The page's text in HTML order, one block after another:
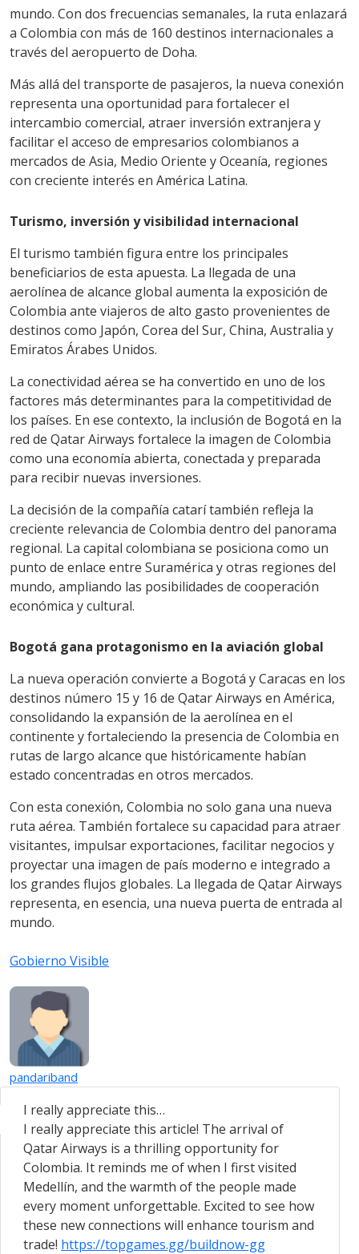
mundo. Con dos frecuencias semanales, la ruta enlazará
a Colombia con más de 160 destinos internacionales a
través del aeropuerto de Doha.
Más allá del transporte de pasajeros, la nueva conexión
representa una oportunidad para fortalecer el
intercambio comercial, atraer inversión extranjera y
facilitar el acceso de empresarios colombianos a
mercados de Asia, Medio Oriente y Oceanía, regiones
con creciente interés en América Latina.
Turismo, inversión y visibilidad internacional
El turismo también figura entre los principales
beneficiarios de esta apuesta. La llegada de una
aerolínea de alcance global aumenta la exposición de
Colombia ante viajeros de alto gasto provenientes de
destinos como Japón, Corea del Sur, China, Australia y
Emiratos Árabes Unidos.
La conectividad aérea se ha convertido en uno de los
factores más determinantes para la competitividad de
los países. En ese contexto, la inclusión de Bogotá en la
red de Qatar Airways fortalece la imagen de Colombia
como una economía abierta, conectada y preparada
para recibir nuevas inversiones.
La decisión de la compañía catarí también refleja la
creciente relevancia de Colombia dentro del panorama
regional. La capital colombiana se posiciona como un
punto de enlace entre Suramérica y otras regiones del
mundo, ampliando las posibilidades de cooperación
económica y cultural.
Bogotá gana protagonismo en la aviación global
La nueva operación convierte a Bogotá y Caracas en los
destinos número 15 y 16 de Qatar Airways en América,
consolidando la expansión de la aerolínea en el
continente y fortaleciendo la presencia de Colombia en
rutas de largo alcance que históricamente habían
estado concentradas en otros mercados.
Con esta conexión, Colombia no solo gana una nueva
ruta aérea. También fortalece su capacidad para atraer
visitantes, impulsar exportaciones, facilitar negocios y
proyectar una imagen de país moderno e integrado a
los grandes flujos globales. La llegada de Qatar Airways
representa, en esencia, una nueva puerta de entrada al
mundo.
Gobierno Visible
pandariband
I really appreciate this…
I really appreciate this article! The arrival of
Qatar Airways is a thrilling opportunity for
Colombia. It reminds me of when I first visited
Medellín, and the warmth of the people made
every moment unforgettable. Excited to see how
these new connections will enhance tourism and
trade! https://topgames.gg/buildnow-gg